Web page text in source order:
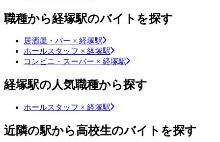
職種から経塚駅のバイトを探す
居酒屋・バー × 経塚駅
ホールスタッフ × 経塚駅
コンビニ・スーパー × 経塚駅
経塚駅の人気職種から探す
ホールスタッフ × 経塚駅
近隣の駅から高校生のバイトを探す